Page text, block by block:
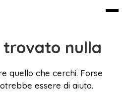
trovato nulla
quello che cerchi. Forse
essere di aiuto.